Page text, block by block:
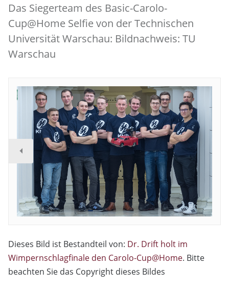
Das Siegerteam des Basic-Carolo-
Cup@Home Selfie von der Technischen
Universität Warschau: Bildnachweis: TU
Warschau
Dieses Bild ist Bestandteil von: Dr. Drift holt im
Wimpernschlagfinale den Carolo-Cup@Home. Bitte
beachten Sie das Copyright dieses Bildes